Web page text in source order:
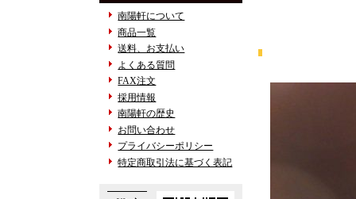
南陽軒について
商品一覧
送料、お支払い
よくある質問
FAX注文
採用情報
南陽軒の歴史
お問い合わせ
プライバシーポリシー
特定商取引法に基づく表記